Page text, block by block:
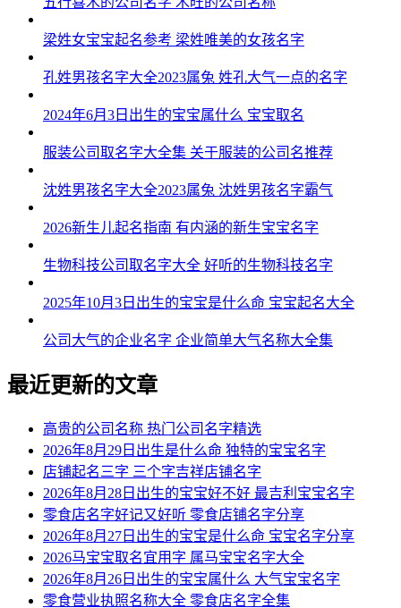
梁姓女宝宝起名参考 梁姓唯美的女孩名字
孔姓男孩名字大全2023属兔 姓孔大气一点的名字
2024年6月3日出生的宝宝属什么 宝宝取名
服装公司取名字大全集 关于服装的公司名推荐
沈姓男孩名字大全2023属兔 沈姓男孩名字霸气
2026新生儿起名指南 有内涵的新生宝宝名字
生物科技公司取名字大全 好听的生物科技名字
2025年10月3日出生的宝宝是什么命 宝宝起名大全
公司大气的企业名字 企业简单大气名称大全集
最近更新的文章
高贵的公司名称 热门公司名字精选
2026年8月29日出生是什么命 独特的宝宝名字
店铺起名三字 三个字吉祥店铺名字
2026年8月28日出生的宝宝好不好 最吉利宝宝名字
零食店名字好记又好听 零食店铺名字分享
2026年8月27日出生的宝宝是什么命 宝宝名字分享
2026马宝宝取名宜用字 属马宝宝名字大全
2026年8月26日出生的宝宝属什么 大气宝宝名字
零食营业执照名称大全 零食店名字全集